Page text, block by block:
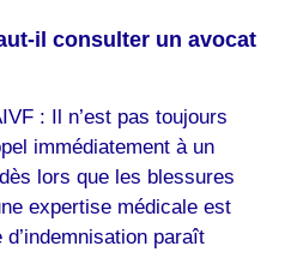
il consulter un avocat
: Il n’est pas toujours
immédiatement à un
lors que les blessures
expertise médicale est
d’indemnisation paraît